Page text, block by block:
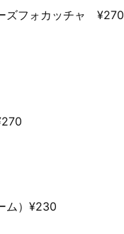
ズフォカッチャ ¥270
ム）¥230